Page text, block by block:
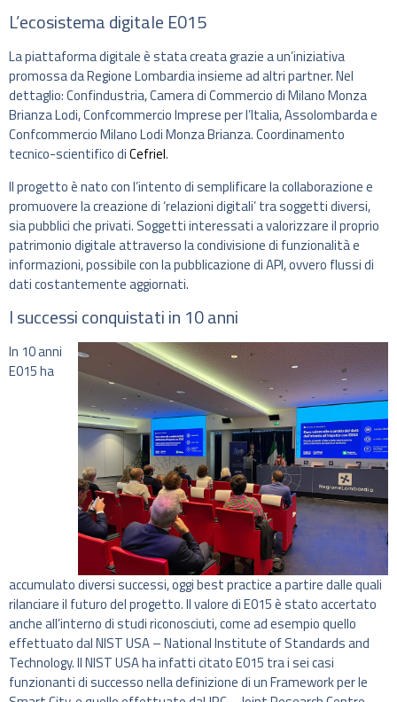
L’ecosistema digitale E015
La piattaforma digitale è stata creata grazie a un’iniziativa
promossa da Regione Lombardia insieme ad altri partner. Nel
dettaglio: Confindustria, Camera di Commercio di Milano Monza
Brianza Lodi, Confcommercio Imprese per l’Italia, Assolombarda e
Confcommercio Milano Lodi Monza Brianza. Coordinamento
tecnico-scientifico diCefriel.
Il progetto è nato con l’intento di semplificare la collaborazione e
promuovere la creazione di ‘relazioni digitali’ tra soggetti diversi,
sia pubblici che privati. Soggetti interessati a valorizzare il proprio
patrimonio digitale attraverso la condivisione di funzionalità e
informazioni, possibile con la pubblicazione di API, ovvero flussi di
dati costantemente aggiornati.
I successi conquistati in 10 anni
In 10 anni
E015 ha
accumulato diversi successi, oggi best practice a partire dalle quali
rilanciare il futuro del progetto. Il valore di E015 è stato accertato
anche all’interno di studi riconosciuti, come ad esempio quello
effettuato dal NIST USA – National Institute of Standards and
Technology. Il NIST USA ha infatti citato E015 tra i sei casi
funzionanti di successo nella definizione di un Framework per le